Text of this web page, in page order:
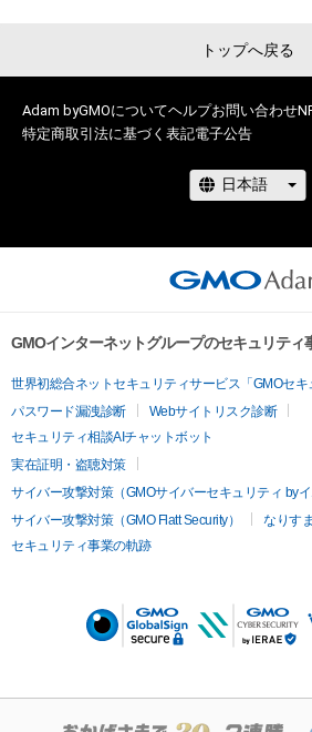
トップへ戻る
Adam byGMOについてヘルプお問い合わせ
特定商取引法に基づく表記電子公告
GMOインターネットグループのセキュリティ
世界初総合ネットセキュリティサービス「GMOセキ
パスワード漏洩診断
Webサイトリスク診断
セキュリティ相談AIチャットボット
実在証明・盗聴対策
サイバー攻撃対策（GMOサイバーセキュリティ byイ
サイバー攻撃対策（GMO Flatt Security）
なりす
セキュリティ事業の軌跡